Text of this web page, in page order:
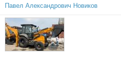
Павел Александрович Новиков